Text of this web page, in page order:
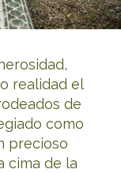
realidad el
de
como
precioso
cima de la